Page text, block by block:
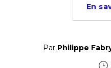
En
Par Philippe